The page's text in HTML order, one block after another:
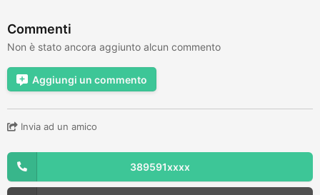
Commenti
Non è stato ancora aggiunto alcun commento
Aggiungi un commento
Invia ad un amico
389591xxxx